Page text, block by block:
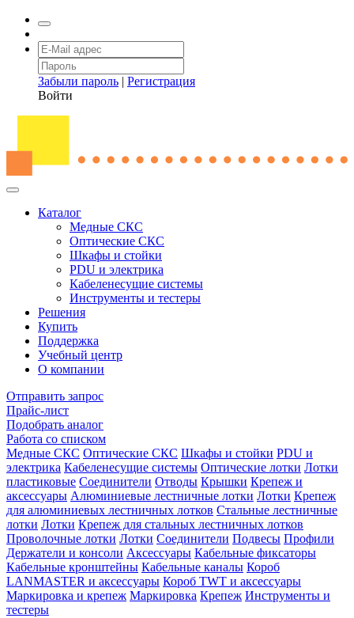
Забыли пароль | Регистрация
Войти
Каталог
Медные СКС
Оптические СКС
Шкафы и стойки
PDU и электрика
Кабеленесущие системы
Инструменты и тестеры
Решения
Купить
Поддержка
Учебный центр
О компании
Отправить запрос
Прайс-лист
Подобрать аналог
Работа со списком
Медные СКС Оптические СКС Шкафы и стойки PDU и
электрика Кабеленесущие системы Оптические лотки Лотки
пластиковые Соединители Отводы Крышки Крепеж и
аксессуары Алюминиевые лестничные лотки Лотки Крепеж
для алюминиевых лестничных лотков Стальные лестничные
лотки Лотки Крепеж для стальных лестничных лотков
Проволочные лотки Лотки Соединители Подвесы Профили
Держатели и консоли Аксессуары Кабельные фиксаторы
Кабельные кронштейны Кабельные каналы Короб
LANMASTER и аксессуары Короб TWT и аксессуары
Маркировка и крепеж Маркировка Крепеж Инструменты и
тестеры